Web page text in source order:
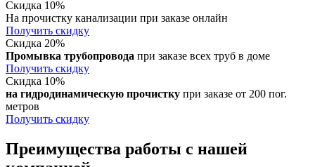
Скидка 10%
На прочистку канализации при заказе онлайн
Получить скидку
Скидка 20%
Промывка трубопровода при заказе всех труб в доме
Получить скидку
Скидка 10%
на гидродинамическую прочистку при заказе от 200 пог.
метров
Получить скидку
Преимущества работы с нашей